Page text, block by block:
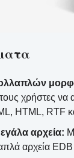
χρήστες
HTML, RTF
αρχεία:
αρχεία